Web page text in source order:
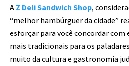
A Z Deli Sandwich Shop,
“melhor hambúrguer da cidade”
esforçar para você concordar com
mais tradicionais para os
muito da cultura e gastronomia